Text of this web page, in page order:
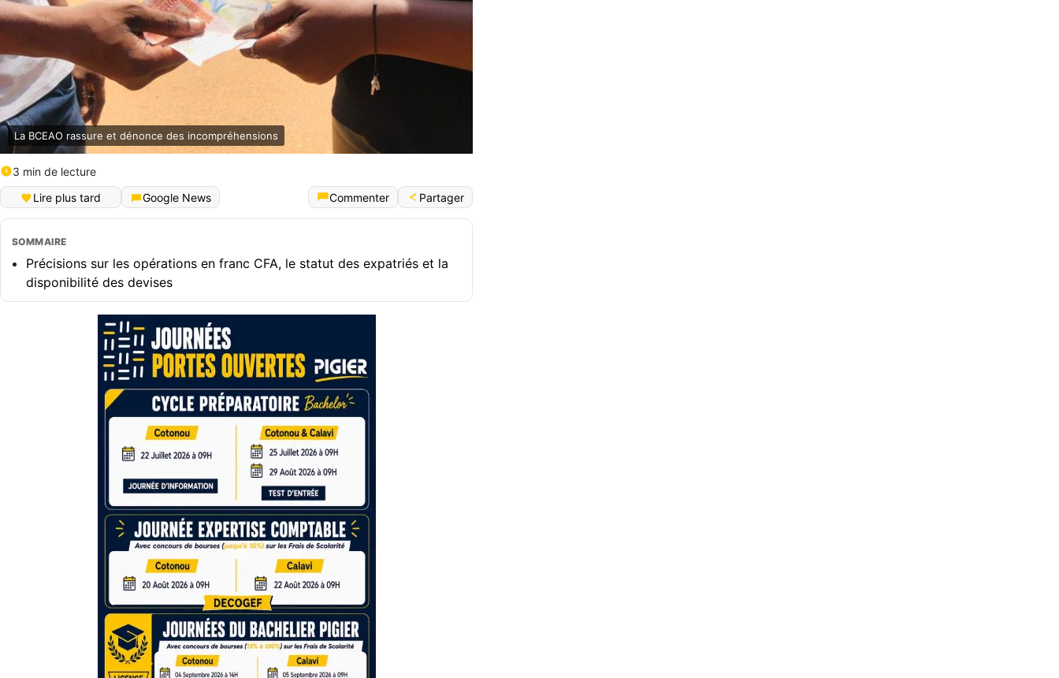
La BCEAO rassure et dénonce des incompréhensions
3 min de lecture
Lire plus tard
Google News Commenter Partager
SOMMAIRE
Précisions sur les opérations en franc CFA, le statut des expatriés et la
disponibilité des devises